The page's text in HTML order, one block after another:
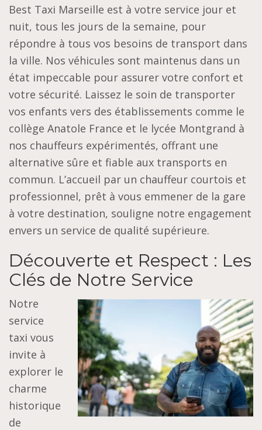
Best Taxi Marseille est à votre service jour et
nuit, tous les jours de la semaine, pour
répondre à tous vos besoins de transport dans
la ville. Nos véhicules sont maintenus dans un
état impeccable pour assurer votre confort et
votre sécurité. Laissez le soin de transporter
vos enfants vers des établissements comme le
collège Anatole France et le lycée Montgrand à
nos chauffeurs expérimentés, offrant une
alternative sûre et fiable aux transports en
commun. L’accueil par un chauffeur courtois et
professionnel, prêt à vous emmener de la gare
à votre destination, souligne notre engagement
envers un service de qualité supérieure.
Découverte et Respect : Les
Clés de Notre Service
Notre
service
taxi vous
invite à
explorer le
charme
historique
de